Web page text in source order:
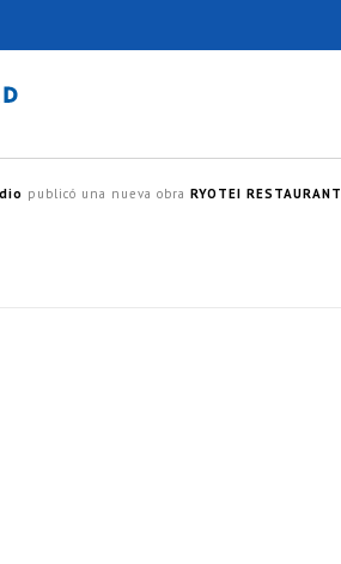
publicó una nueva obra RYOTEI RESTAURANT